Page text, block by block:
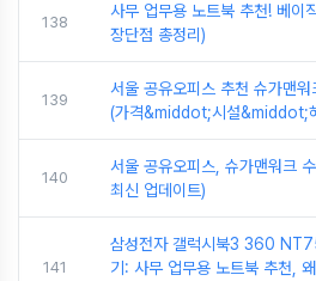
138
사무 업무용 노트북 추천! 베이
장단점 총정리)
139
서울 공유오피스 추천 슈가맨
(가격&middot;시설&middot;
140
서울 공유오피스, 슈가맨워크
최신 업데이트)
141
삼성전자 갤럭시북3 360
기: 사무 업무용 노트북 추천,